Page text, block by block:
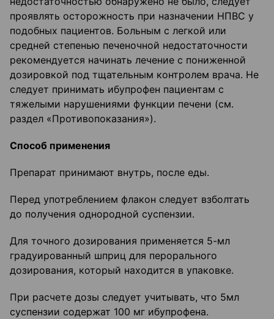
проявлять осторожность при назначении НПВС у
подобных пациентов. Больным с легкой или
средней степенью печеночной недостаточности
рекомендуется начинать лечение с пониженной
дозировкой под тщательным контролем врача. Не
следует принимать ибупрофен пациентам с
тяжелыми нарушениями функции печени (см.
раздел «Противопоказания»).
Способ применения
Препарат принимают внутрь, после еды.
Перед употреблением флакон следует взболтать
до получения однородной суспензии.
Для точного дозирования применяется 5-мл
градуированный шприц для перорального
дозирования, который находится в упаковке.
При расчете дозы следует учитывать, что 5мл
суспензии содержат 100 мг ибупрофена.